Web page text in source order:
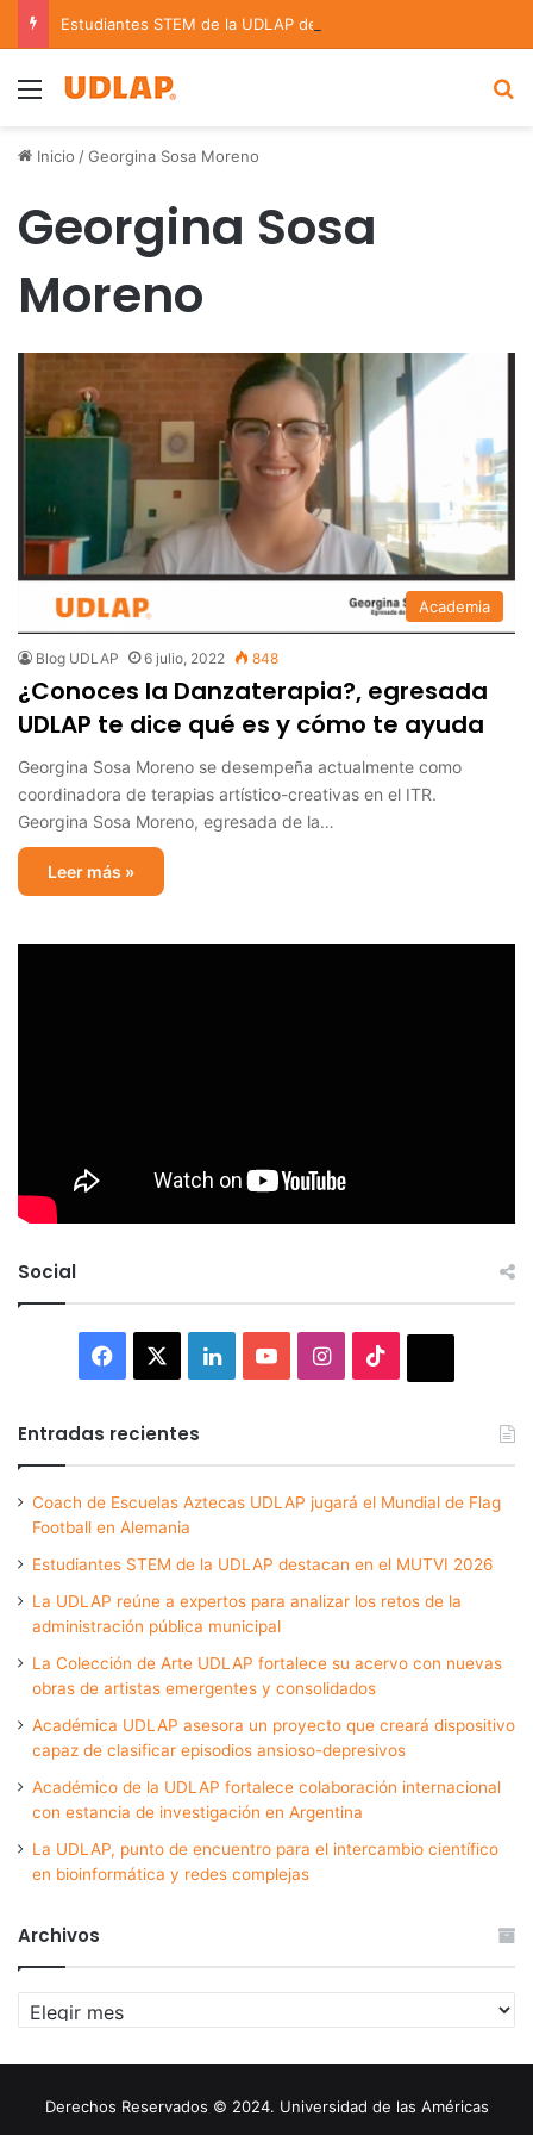
Menu
Inicio /Georgina Sosa Moreno
Georgina Sosa
Moreno
Academia
Blog UDLAP 6 julio, 2022 848
¿Conoces la Danzaterapia?, egresada
UDLAP te dice qué es y cómo te ayuda
Georgina Sosa Moreno se desempeña actualmente como
coordinadora de terapias artístico-creativas en el ITR.
Georgina Sosa Moreno, egresada de la…
Leer más »
Social
Facebook LinkedInYouTubeInstagram
Entradas recientes
Coach de Escuelas Aztecas UDLAP jugará el Mundial de Flag
Football en Alemania
Estudiantes STEM de la UDLAP destacan en el MUTVI 2026
La UDLAP reúne a expertos para analizar los retos de la
administración pública municipal
La Colección de Arte UDLAP fortalece su acervo con nuevas
obras de artistas emergentes y consolidados
Académica UDLAP asesora un proyecto que creará dispositivo
capaz de clasificar episodios ansioso-depresivos
Académico de la UDLAP fortalece colaboración internacional
con estancia de investigación en Argentina
La UDLAP, punto de encuentro para el intercambio científico
en bioinformática y redes complejas
Archivos
Archivos
Derechos Reservados © 2024. Universidad de las Américas